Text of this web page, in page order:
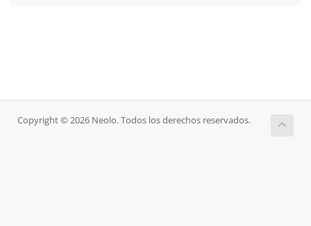
Copyright © 2026 Neolo. Todos los derechos reservados.